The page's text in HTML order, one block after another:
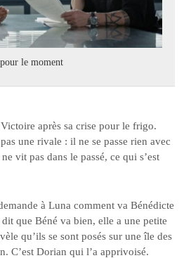
le moment
Victoire après sa crise pour le frigo.
une rivale : il ne se passe rien avec
vit pas dans le passé, ce qui s’est
à Luna comment va Bénédicte
que Béné va bien, elle a une petite
qu’ils se sont posés sur une île des
C’est Dorian qui l’a apprivoisé.